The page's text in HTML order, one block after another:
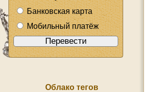
Банковская карта
Мобильный платёж
Облако тегов